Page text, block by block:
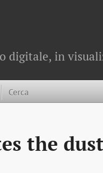
digitale, in
Cerca
the dust